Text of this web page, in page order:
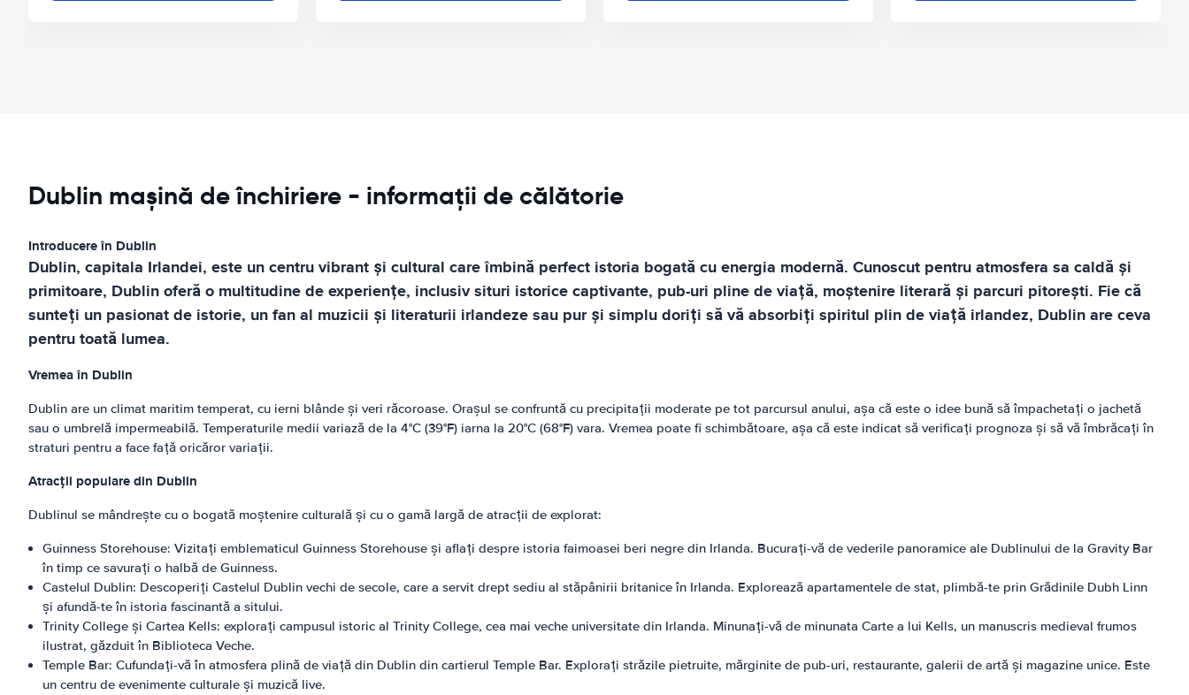
Dublin mașină de închiriere - informații de călătorie
Introducere în Dublin
Dublin, capitala Irlandei, este un centru vibrant și cultural care îmbină perfect istoria bogată cu energia modernă. Cunoscut pentru atmosfera sa caldă și
primitoare, Dublin oferă o multitudine de experiențe, inclusiv situri istorice captivante, pub-uri pline de viață, moștenire literară și parcuri pitorești. Fie că
sunteți un pasionat de istorie, un fan al muzicii și literaturii irlandeze sau pur și simplu doriți să vă absorbiți spiritul plin de viață irlandez, Dublin are ceva
pentru toată lumea.
Vremea în Dublin
Dublin are un climat maritim temperat, cu ierni blânde și veri răcoroase. Orașul se confruntă cu precipitații moderate pe tot parcursul anului, așa că este o idee bună să împachetați o jachetă
sau o umbrelă impermeabilă. Temperaturile medii variază de la 4°C (39°F) iarna la 20°C (68°F) vara. Vremea poate fi schimbătoare, așa că este indicat să verificați prognoza și să vă îmbrăcați în
straturi pentru a face față oricăror variații.
Atracții populare din Dublin
Dublinul se mândrește cu o bogată moștenire culturală și cu o gamă largă de atracții de explorat:
Guinness Storehouse: Vizitați emblematicul Guinness Storehouse și aflați despre istoria faimoasei beri negre din Irlanda. Bucurați-vă de vederile panoramice ale Dublinului de la Gravity Bar
în timp ce savurați o halbă de Guinness.
Castelul Dublin: Descoperiți Castelul Dublin vechi de secole, care a servit drept sediu al stăpânirii britanice în Irlanda. Explorează apartamentele de stat, plimbă-te prin Grădinile Dubh Linn
și afundă-te în istoria fascinantă a sitului.
Trinity College și Cartea Kells: explorați campusul istoric al Trinity College, cea mai veche universitate din Irlanda. Minunați-vă de minunata Carte a lui Kells, un manuscris medieval frumos
ilustrat, găzduit în Biblioteca Veche.
Temple Bar: Cufundați-vă în atmosfera plină de viață din Dublin din cartierul Temple Bar. Explorați străzile pietruite, mărginite de pub-uri, restaurante, galerii de artă și magazine unice. Este
un centru de evenimente culturale și muzică live.